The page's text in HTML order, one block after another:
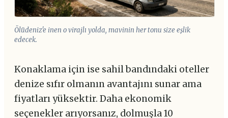
Ölüdeniz'e inen o virajlı yolda, mavinin her tonu size eşlik
edecek.
Konaklama için ise sahil bandındaki oteller
denize sıfır olmanın avantajını sunar ama
fiyatları yüksektir. Daha ekonomik
seçenekler arıyorsanız, dolmuşla 10